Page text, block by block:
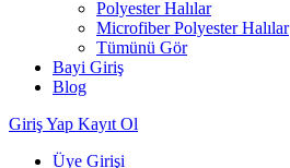
Polyester Halılar
Microfiber Polyester Halılar
Tümünü Gör
Bayi Giriş
Blog
Giriş Yap Kayıt Ol
Üye Girişi